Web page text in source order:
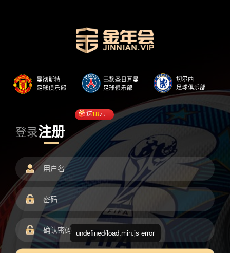
登录注册
送18元
undefined/load.min.js error